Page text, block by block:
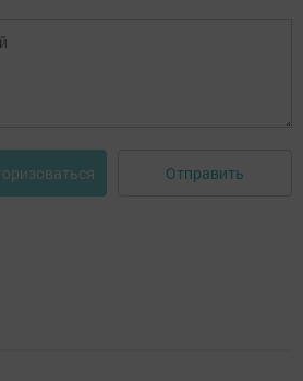
Отправить